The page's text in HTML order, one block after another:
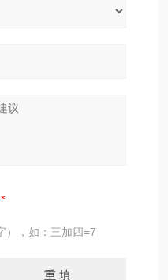
），如：三加四=7